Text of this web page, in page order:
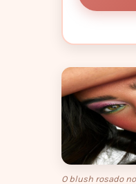
O blush rosado